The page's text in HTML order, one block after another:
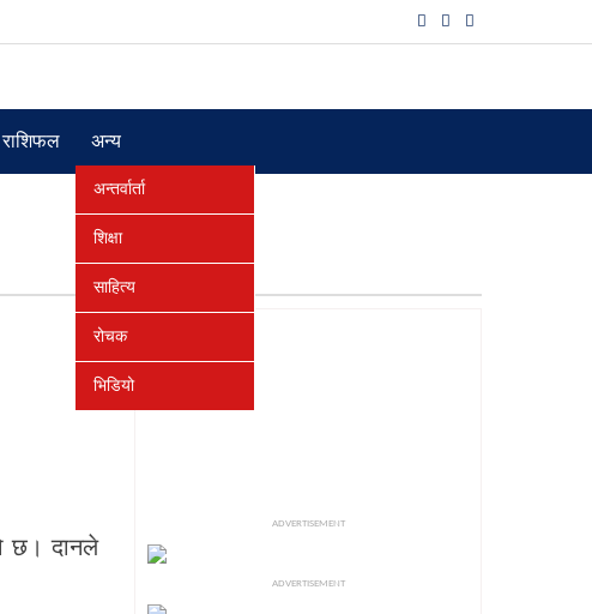
राशिफल अन्य
अन्तर्वार्ता
शिक्षा
साहित्य
रोचक
भिडियो
छ। दानले
ADVERTISEMENT
ADVERTISEMENT